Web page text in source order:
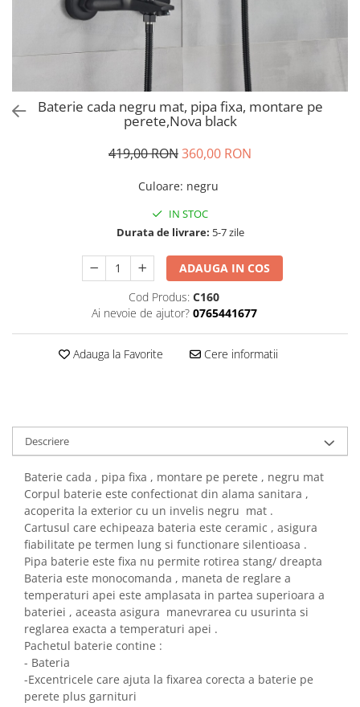
Baterie cada negru mat, pipa fixa, montare pe
perete,Nova black
419,00 RON360,00 RON
Culoare: negru
IN STOC
Durata de livrare: 5-7 zile
ADAUGA IN COS
Cod Produs: C160
Ai nevoie de ajutor? 0765441677
Adauga la Favorite Cere informatii
Descriere
Baterie cada , pipa fixa , montare pe perete , negru mat
Corpul baterie este confectionat din alama sanitara ,
acoperita la exterior cu un invelis negru mat .
Cartusul care echipeaza bateria este ceramic , asigura
fiabilitate pe termen lung si functionare silentioasa .
Pipa baterie este fixa nu permite rotirea stang/ dreapta
Bateria este monocomanda , maneta de reglare a
temperaturi apei este amplasata in partea superioara a
bateriei , aceasta asigura manevrarea cu usurinta si
reglarea exacta a temperaturi apei .
Pachetul baterie contine :
- Bateria
-Excentricele care ajuta la fixarea corecta a baterie pe
perete plus garnituri